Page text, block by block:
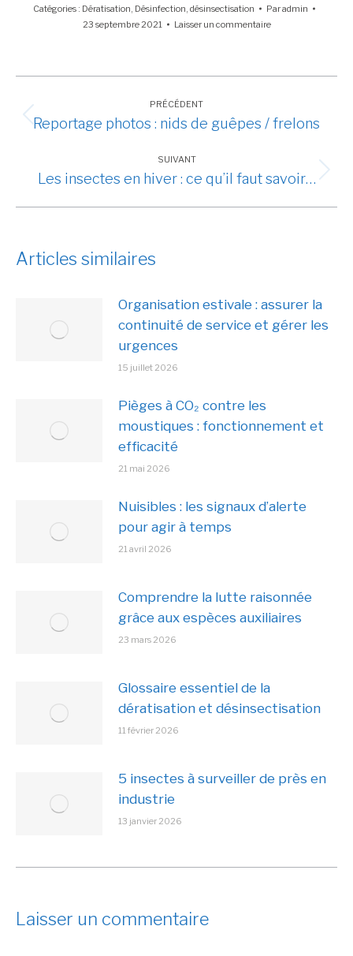
Catégories : Dératisation, Désinfection, désinsectisation Paradmin
23 septembre 2021
Laisser un commentaire
article
PRÉCÉDENT
Article
:
Reportage photos : nids de guêpes / frelons
SUIVANT
Article
Les insectes en hiver : ce qu’il faut savoir…
Articles similaires
Organisation estivale : assurer la
continuité de service et gérer les
urgences
15 juillet 2026
Pièges à CO₂ contre les
moustiques : fonctionnement et
efficacité
21 mai 2026
Nuisibles : les signaux d’alerte
pour agir à temps
21 avril 2026
Comprendre la lutte raisonnée
grâce aux espèces auxiliaires
23 mars 2026
Glossaire essentiel de la
dératisation et désinsectisation
11 février 2026
5 insectes à surveiller de près en
industrie
13 janvier 2026
Laisser un commentaire